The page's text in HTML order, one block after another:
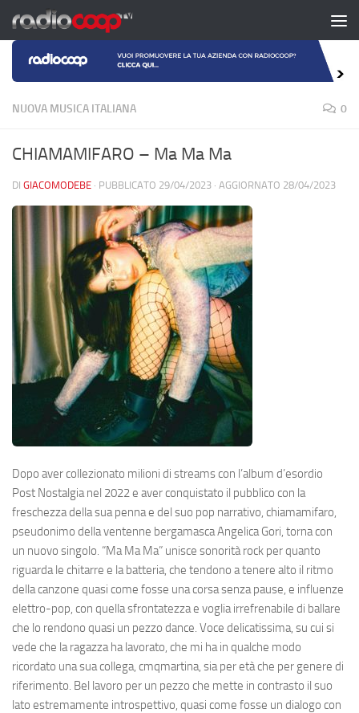
Salta al contenuto
NUOVA MUSICA ITALIANA 0
CHIAMAMIFARO – Ma Ma Ma
DI GIACOMODEBE · PUBBLICATO 29/04/2023 · AGGIORNATO 28/04/2023
Dopo aver collezionato milioni di streams con l’album d’esordio
Post Nostalgia nel 2022 e aver conquistato il pubblico con la
freschezza della sua penna e del suo pop narrativo, chiamamifaro,
pseudonimo della ventenne bergamasca Angelica Gori, torna con
un nuovo singolo. “Ma Ma Ma” unisce sonorità rock per quanto
riguarda le chitarre e la batteria, che tendono a tenere alto il ritmo
della canzone quasi come fosse una corsa senza pause, e influenze
elettro-pop, con quella sfrontatezza e voglia irrefrenabile di ballare
che lo rendono quasi un pezzo dance. Voce delicatissima, su cui si
vede che la ragazza ha lavorato, che mi ha in qualche modo
ricordato una sua collega, cmqmartina, sia per età che per genere di
riferimento. Bel lavoro per un pezzo che mette in contrasto il suo
lato estremamente introspettivo, quasi come fosse un dialogo con